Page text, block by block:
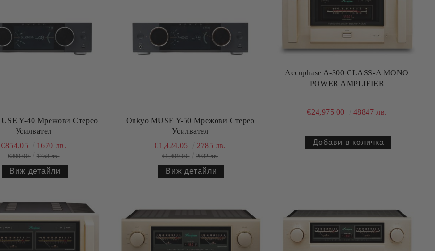
Y-40 Мрежови Стерео
Усилвател
€854.05 1670 лв.
€899.00 1758 лв.
Виж детайли
Onkyo MUSE Y-50 Мрежови Стерео
Усилвател
€1,424.05 2785 лв.
€1,499.00 2932 лв.
Виж детайли
Accuphase A-300 CLASS-A MONO
POWER AMPLIFIER
€24,975.00 48847 лв.